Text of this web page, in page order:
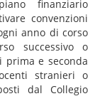
finanziario
convenzioni
anno di corso
successivo o
prima e seconda
stranieri o
dal Collegio